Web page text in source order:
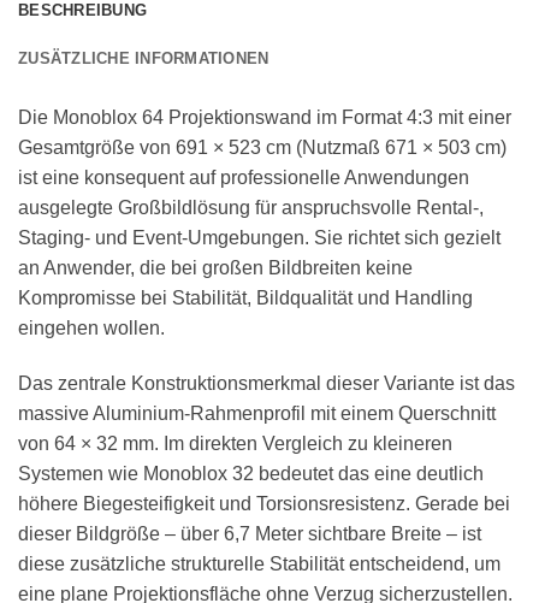
BESCHREIBUNG
ZUSÄTZLICHE INFORMATIONEN
Die Monoblox 64 Projektionswand im Format 4:3 mit einer
Gesamtgröße von 691 × 523 cm (Nutzmaß 671 × 503 cm)
ist eine konsequent auf professionelle Anwendungen
ausgelegte Großbildlösung für anspruchsvolle Rental-,
Staging- und Event-Umgebungen. Sie richtet sich gezielt
an Anwender, die bei großen Bildbreiten keine
Kompromisse bei Stabilität, Bildqualität und Handling
eingehen wollen.
Das zentrale Konstruktionsmerkmal dieser Variante ist das
massive Aluminium-Rahmenprofil mit einem Querschnitt
von 64 × 32 mm. Im direkten Vergleich zu kleineren
Systemen wie Monoblox 32 bedeutet das eine deutlich
höhere Biegesteifigkeit und Torsionsresistenz. Gerade bei
dieser Bildgröße – über 6,7 Meter sichtbare Breite – ist
diese zusätzliche strukturelle Stabilität entscheidend, um
eine plane Projektionsfläche ohne Verzug sicherzustellen.